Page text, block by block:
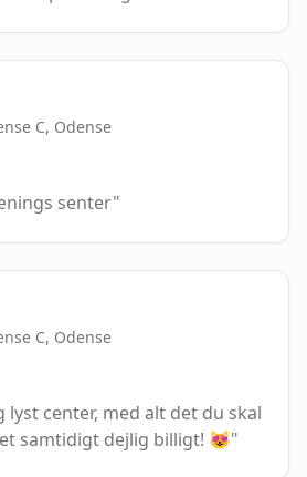
C, Odense
senter"
C, Odense
center, med alt det du skal
samtidigt dejlig billigt! 😻"